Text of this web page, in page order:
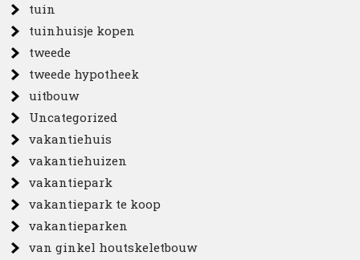
tuin
tuinhuisje kopen
tweede
tweede hypotheek
uitbouw
Uncategorized
vakantiehuis
vakantiehuizen
vakantiepark
vakantiepark te koop
vakantieparken
van ginkel houtskeletbouw